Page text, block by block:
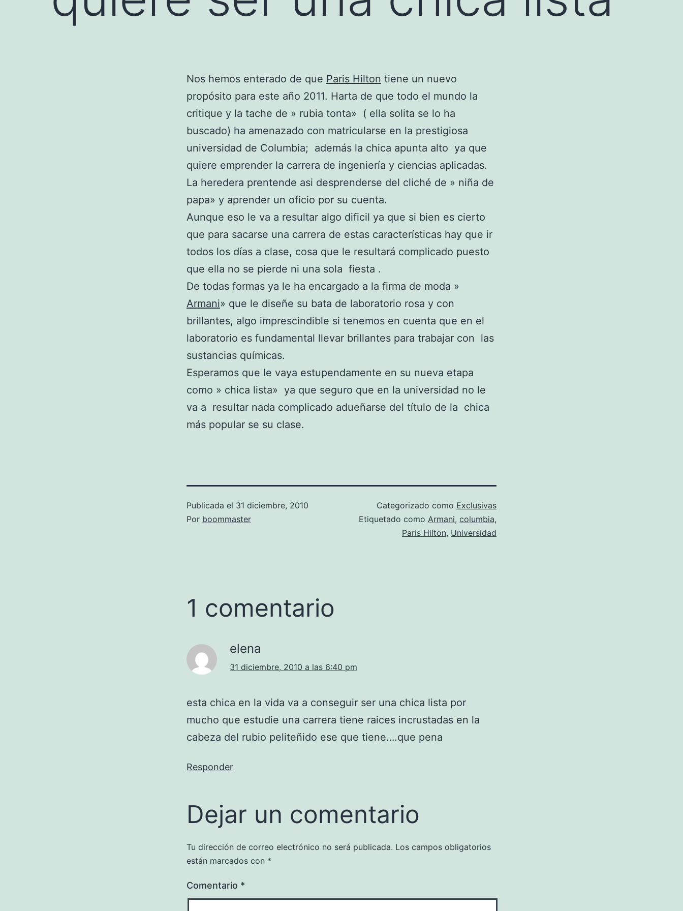
Nos hemos enterado de que Paris Hilton tiene un nuevo
propósito para este año 2011. Harta de que todo el mundo la
critique y la tache de » rubia tonta» ( ella solita se lo ha
buscado) ha amenazado con matricularse en la prestigiosa
universidad de Columbia; además la chica apunta alto ya que
quiere emprender la carrera de ingeniería y ciencias aplicadas.
La heredera prentende asi desprenderse del cliché de » niña de
papa» y aprender un oficio por su cuenta.
Aunque eso le va a resultar algo dificil ya que si bien es cierto
que para sacarse una carrera de estas características hay que ir
todos los días a clase, cosa que le resultará complicado puesto
que ella no se pierde ni una sola fiesta .
De todas formas ya le ha encargado a la firma de moda »
Armani» que le diseñe su bata de laboratorio rosa y con
brillantes, algo imprescindible si tenemos en cuenta que en el
laboratorio es fundamental llevar brillantes para trabajar con las
sustancias químicas.
Esperamos que le vaya estupendamente en su nueva etapa
como » chica lista» ya que seguro que en la universidad no le
va a resultar nada complicado adueñarse del título de la chica
más popular se su clase.
Publicada el 31 diciembre, 2010
Por boommaster
Categorizado como Exclusivas
Etiquetado como Armani, columbia,
Paris Hilton, Universidad
1 comentario
elena
31 diciembre, 2010 a las 6:40 pm
esta chica en la vida va a conseguir ser una chica lista por
mucho que estudie una carrera tiene raices incrustadas en la
cabeza del rubio peliteñido ese que tiene….que pena
Responder
Dejar un comentario
Tu dirección de correo electrónico no será publicada. Los campos obligatorios
están marcados con *
Comentario *